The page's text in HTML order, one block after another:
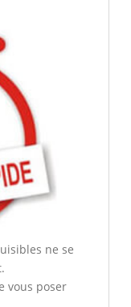
ne se
vous poser